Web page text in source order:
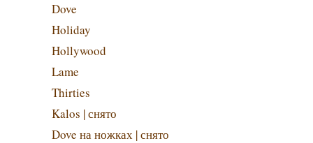
Dove
Holiday
Hollywood
Lame
Thirties
Kalos | снято
Dove на ножках | снято